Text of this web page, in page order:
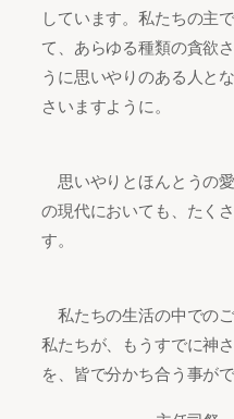
しています。私たちの主
て、あらゆる種類の貪欲
うに思いやりのある人と
さいますように。
思いやりとほんとうの
の現代においても、たく
す。
私たちの生活の中での
私たちが、もうすでに神
を、皆で分かち合う事が